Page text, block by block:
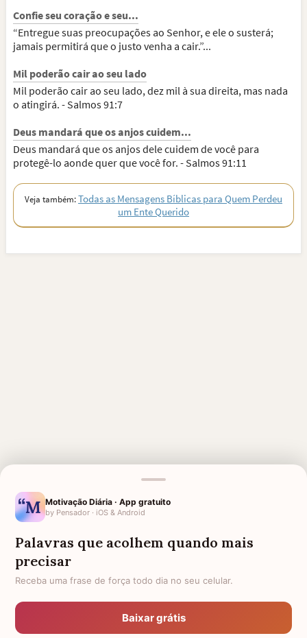
Confie seu coração e seu...
“Entregue suas preocupações ao Senhor, e ele o susterá;
jamais permitirá que o justo venha a cair.”...
Mil poderão cair ao seu lado
Mil poderão cair ao seu lado, dez mil à sua direita, mas nada
o atingirá. - Salmos 91:7
Deus mandará que os anjos cuidem...
Deus mandará que os anjos dele cuidem de você para
protegê-lo aonde quer que você for. - Salmos 91:11
Veja também:Todas as Mensagens Bíblicas para Quem Perdeu
um Ente Querido
MENSAGENS RELACIONADAS
FRASES E MENSAGENS DE
QUEM PERDEU ALGUÉM
PARA QUEM PERDEU UM IRMÃO
CIRURGIA
PARA QUEM PERDEU A IRMÃ PARA QUEM PERDEU A MÃE
PARA QUEM PERDEU O MARIDO
Motivação Diária · App gratuito
by Pensador · iOS & Android
Palavras que acolhem quando mais
precisar
Receba uma frase de força todo dia no seu celular.
Baixar grátis